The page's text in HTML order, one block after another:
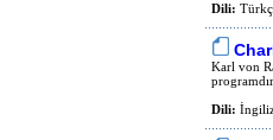
Dili:
Karl von
Dili: